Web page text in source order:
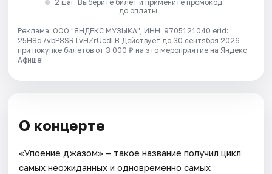
2 шаг. Выберите билет и примените промокод
до оплаты
Реклама. ООО "ЯНДЕКС МУЗЫКА", ИНН: 9705121040 erid:
25H8d7vbP8SRTvHZrUcdLB Действует до 30 сентября 2026
при покупке билетов от 3 000 ₽ на это мероприятие на Яндекс
Афише!
О концерте
«Упоение джазом» – такое название получил цикл
самых неожиданных и одновременно самых